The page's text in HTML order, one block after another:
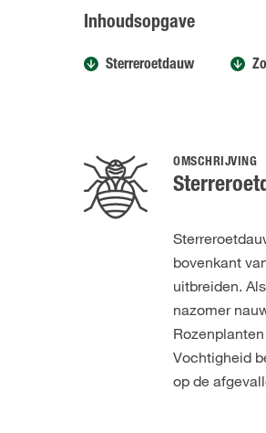
Inhoudsopgave
Sterreroetdauw
OMSCHRIJVING
bovenkant
uitbreiden.
nazomer
Vochtigheid
op de